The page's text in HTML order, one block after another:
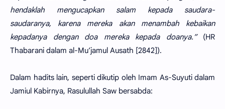
hendaklah mengucapkan salam kepada saudara-
saudaranya, karena mereka akan menambah kebaikan
kepadanya dengan doa mereka kepada doanya.”(HR
Thabarani dalam al-Mu’jamul Ausath [2842]).
Dalam hadits lain, seperti dikutip oleh Imam As-Suyuti dalam
Jamiul Kabirnya, Rasulullah Saw bersabda: